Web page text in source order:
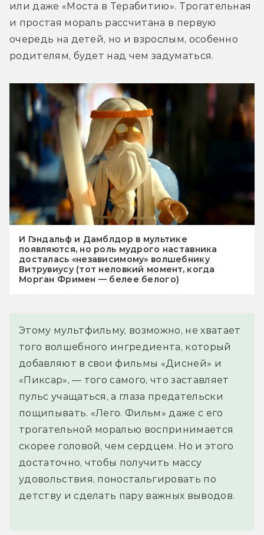
или даже «Моста в Терабитию». Трогательная
и простая мораль рассчитана в первую
очередь на детей, но и взрослым, особенно
родителям, будет над чем задуматься.
И Гэндальф и Дамблдор в мультике
появляются, но роль мудрого наставника
досталась «независимому» волшебнику
Витрувиусу (тот неловкий момент, когда
Морган Фримен — белее белого)
Этому мультфильму, возможно, не хватает
того волшебного ингредиента, который
добавляют в свои фильмы «Дисней» и
«Пиксар», — того самого, что заставляет
пульс учащаться, а глаза предательски
пощипывать. «Лего. Фильм» даже с его
трогательной моралью воспринимается
скорее головой, чем сердцем. Но и этого
достаточно, чтобы получить массу
удовольствия, поностальгировать по
детству и сделать пару важных выводов.